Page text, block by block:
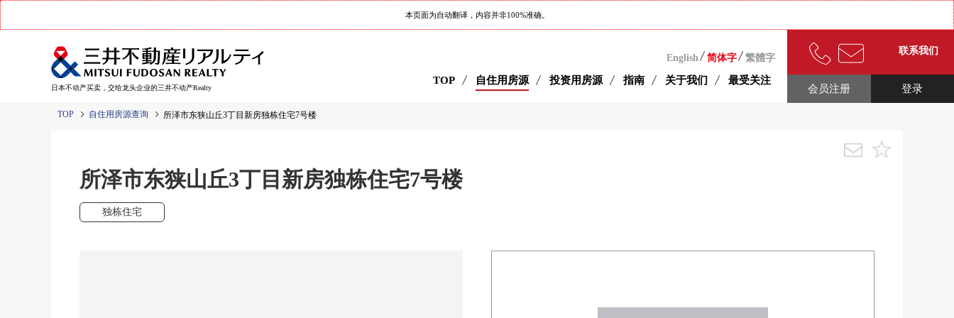
本页面为自动翻译，内容并非100%准确。
日本不动产买卖，交给龙头企业的三井不动产Realty
English 简体字 繁體字
TOP 自住用房源 投资用房源 指南 关于我们 最受关注
联系我们
登录
会员注册
TOP 自住用房源查询 所泽市东狭山丘3丁目新房独栋住宅7号楼
所泽市东狭山丘3丁目新房独栋住宅7号楼
独栋住宅